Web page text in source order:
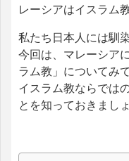
レーシアはイスラム
私たち日本人には馴
今回は、マレーシア
ラム教」についてみ
イスラム教ならでは
とを知っておきましょ